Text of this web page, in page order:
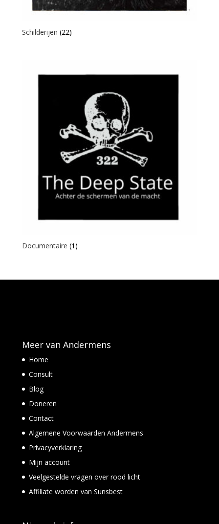
Schilderijen (22)
Documentaire (1)
Meer van Andermens
Home
Consult
Blog
Doneren
Contact
Algemene Voorwaarden Andermens
Privacyverklaring
Mijn account
Veelgestelde vragen over rood licht
Affiliate worden van Sunsbest